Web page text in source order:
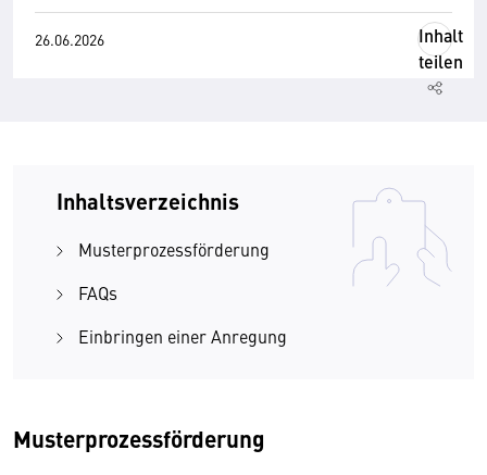
26.06.2026
Inhalt
teilen
Inhaltsverzeichnis
Musterprozessförderung
FAQs
Einbringen einer Anregung
Musterprozessförderung